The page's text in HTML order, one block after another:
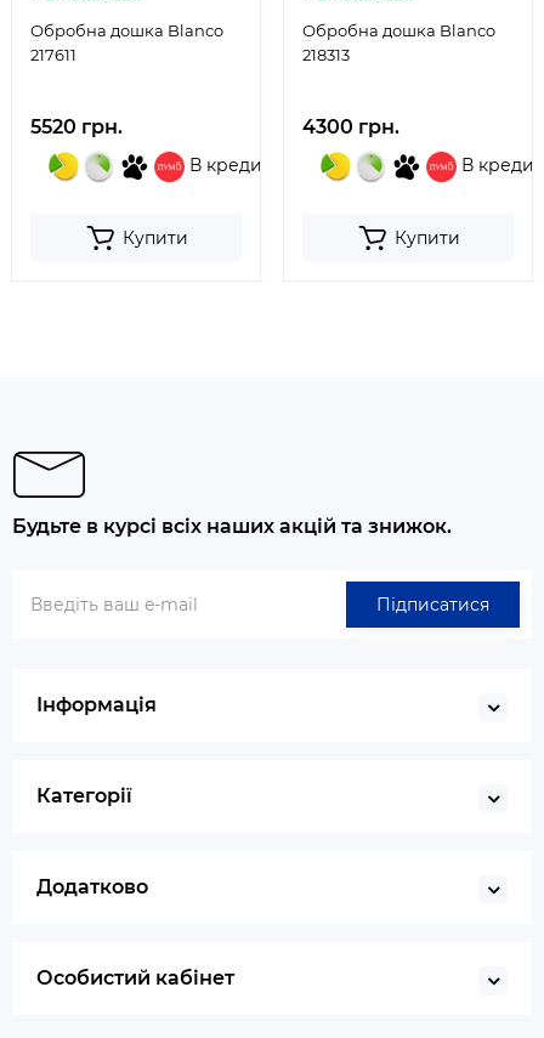
Обробна дошка Blanco
217611
5520 грн.
В кредит
Купити
Обробна дошка Blanco
218313
4300 грн.
В кредит
Купити
Будьте в курсі всіх наших акцій та знижок.
Підписатися
Інформація
Категорії
Додатково
Особистий кабінет